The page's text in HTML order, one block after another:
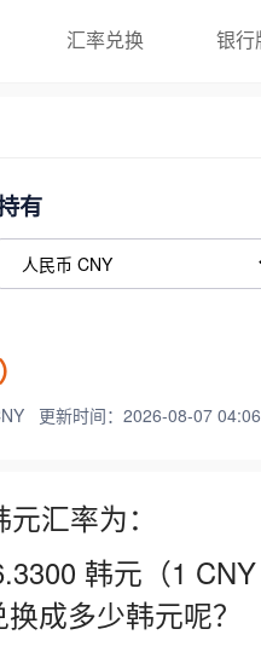
汇率兑换 银行
有
更新时间：2026-08-07
汇率为：
韩元（1
成多少韩元呢？